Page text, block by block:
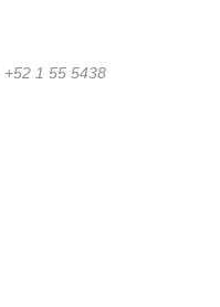
1 55 5438